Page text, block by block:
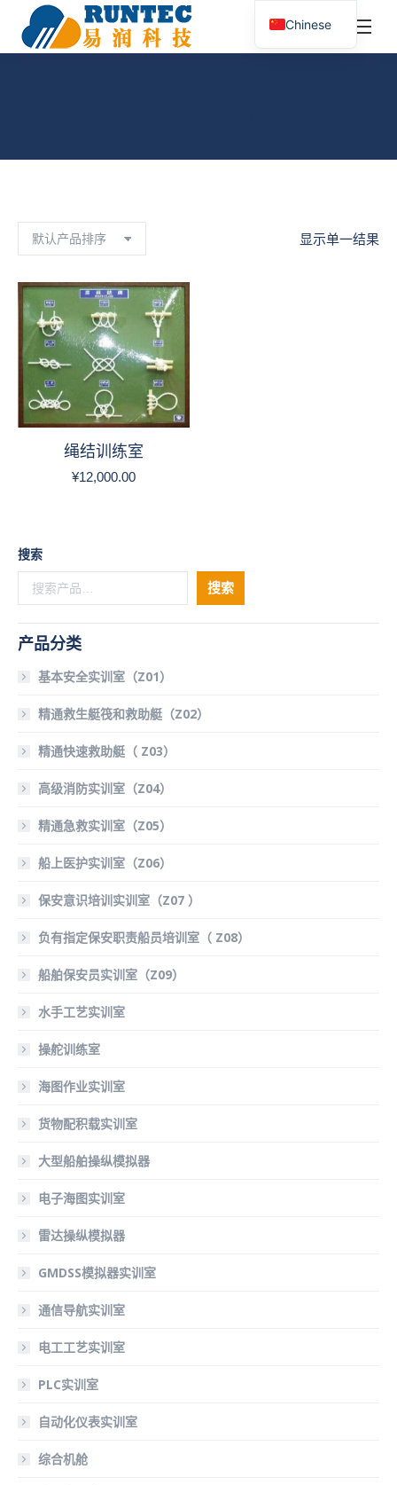
显示单一结果
绳结训练室
¥12,000.00
搜索
搜索
产品分类
基本安全实训室（Z01）
精通救生艇筏和救助艇（Z02）
精通快速救助艇（ Z03）
高级消防实训室（Z04）
精通急救实训室（Z05）
船上医护实训室（Z06）
保安意识培训实训室（Z07 ）
负有指定保安职责船员培训室（ Z08）
船舶保安员实训室（Z09）
水手工艺实训室
操舵训练室
海图作业实训室
货物配积载实训室
大型船舶操纵模拟器
电子海图实训室
雷达操纵模拟器
GMDSS模拟器实训室
通信导航实训室
电工工艺实训室
PLC实训室
自动化仪表实训室
综合机舱
Chinese